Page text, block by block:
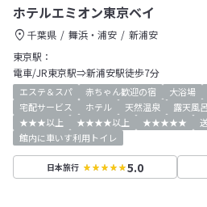
ホテルエミオン東京ベイ
千葉県 舞浜・浦安
新浦安
東京駅：
電車/JR東京駅⇒新浦安駅徒歩7分
エステ＆スパ 赤ちゃん歓迎の宿 大浴場
宅配サービス
ホテル 天然温泉 露天風呂
★★★以上
★★★★以上 ★★★★★
館内に車いす利用トイレ
日本旅行 5.0